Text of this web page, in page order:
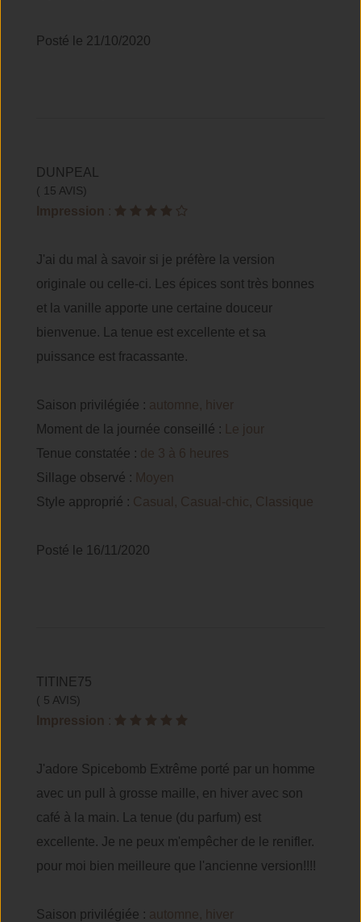
Posté le 21/10/2020
DUNPEAL
( 15 AVIS)
Impression :
J'ai du mal à savoir si je préfère la version
originale ou celle-ci. Les épices sont très bonnes
et la vanille apporte une certaine douceur
bienvenue. La tenue est excellente et sa
puissance est fracassante.
Saison privilégiée : automne, hiver
Moment de la journée conseillé :
Le jour
Tenue constatée : de 3 à 6 heures
Sillage observé : Moyen
Style approprié : Casual, Casual-chic, Classique
Posté le 16/11/2020
TITINE75
( 5 AVIS)
Impression :
J'adore Spicebomb Extrême porté par un homme
avec un pull à grosse maille, en hiver avec son
café à la main. La tenue (du parfum) est
excellente. Je ne peux m'empêcher de le renifler.
pour moi bien meilleure que l'ancienne version!!!!
Saison privilégiée : automne, hiver